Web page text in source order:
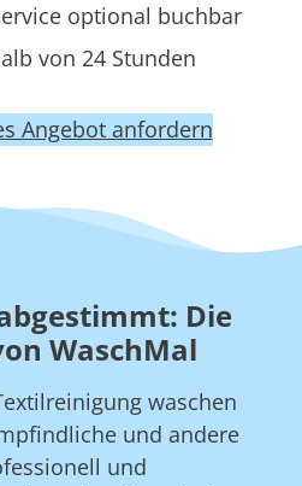
optional buchbar
von 24 Stunden
Angebot anfordern
Die
WaschMal
waschen
und andere
und